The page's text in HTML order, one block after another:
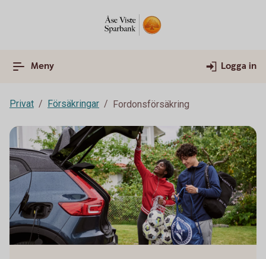
Meny Logga in
Privat Försäkringar Fordonsförsäkring